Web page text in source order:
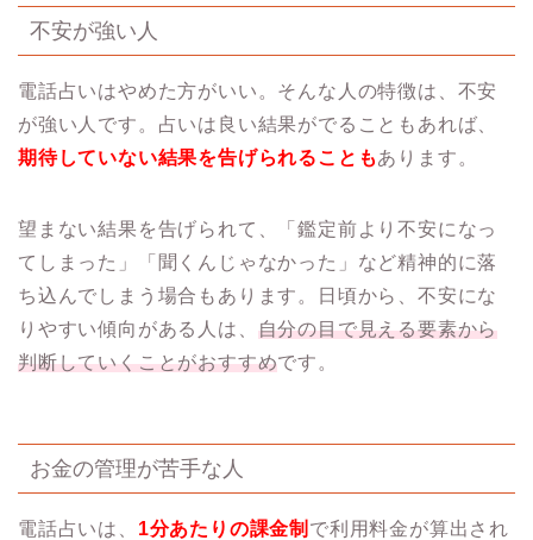
不安が強い人
電話占いはやめた方がいい。そんな人の特徴は、不安
が強い人です。占いは良い結果がでることもあれば、
期待していない結果を告げられることもあります。
望まない結果を告げられて、「鑑定前より不安になっ
てしまった」「聞くんじゃなかった」など精神的に落
ち込んでしまう場合もあります。日頃から、不安にな
りやすい傾向がある人は、 自分の目で見える要素から
判断していくことがおすすめです。
お金の管理が苦手な人
電話占いは、 1分あたりの課金制 で利用料金が算出され